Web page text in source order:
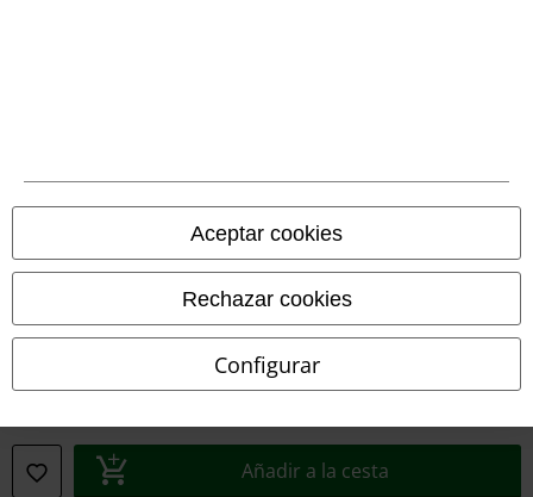
Aceptar cookies
Rechazar cookies
Configurar
Añadir a la cesta
Legal
Términos y Condiciones
Declaración de Conformidad